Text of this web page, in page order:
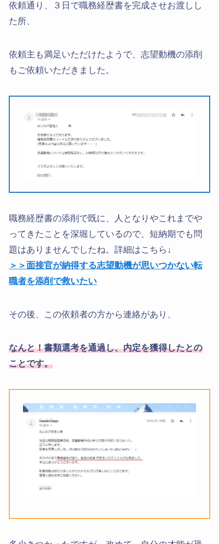
依頼通り、３日で職務経歴書を完成させお渡しし
た所、
依頼主も満足いただけたようで、志望動機の添削
もご依頼いただきました。
職務経歴書の添削で既に、人となりやこれまでや
ってきたことを深堀しているので、短納期でも問
題はありませんでしたね。詳細はこちら↓
＞＞面接官が納得する志望動機が思いつかない転
職者を添削で救いたい
その後、この依頼者の方から連絡があり、
なんと！書類選考を通過し、内定を獲得したとの
ことです。